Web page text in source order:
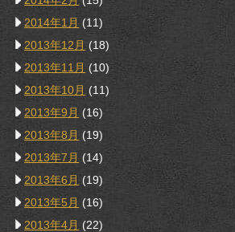
2014年1月 (11)
2013年12月 (18)
2013年11月 (10)
2013年10月 (11)
2013年9月 (16)
2013年8月 (19)
2013年7月 (14)
2013年6月 (19)
2013年5月 (16)
2013年4月 (22)